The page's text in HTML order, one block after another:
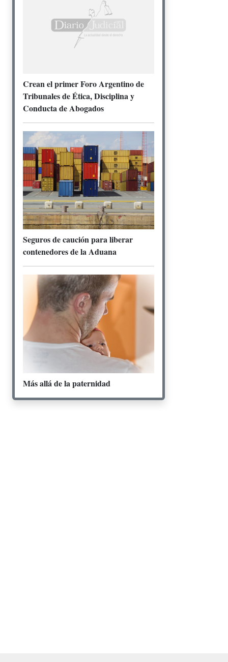
Crean el primer Foro Argentino de
Tribunales de Ética, Disciplina y
Conducta de Abogados
Seguros de caución para liberar
contenedores de la Aduana
Más allá de la paternidad